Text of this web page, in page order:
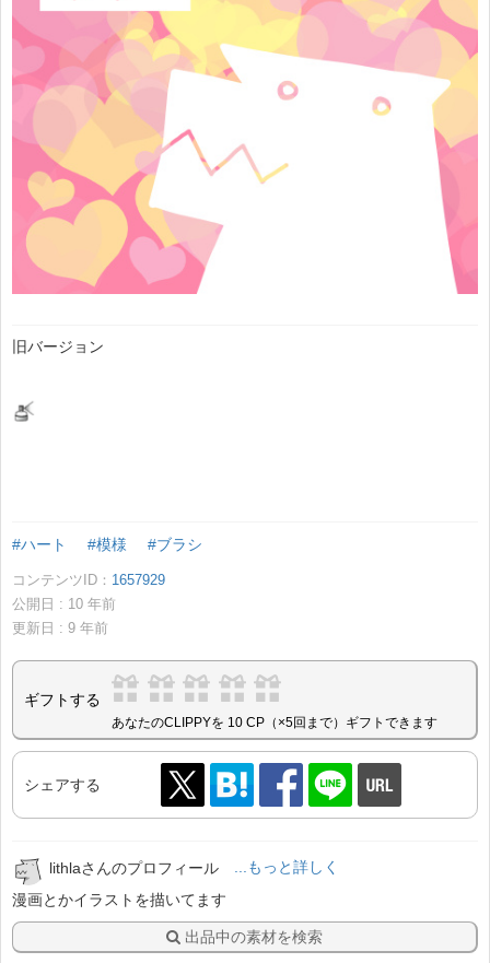
旧バージョン
#ハート #模様 #ブラシ
コンテンツID： 1657929
公開日 : 10 年前
更新日 : 9 年前
ギフトする
あなたのCLIPPYを 10 CP（×5回まで）ギフトできます
シェアする
lithlaさんのプロフィール
...もっと詳しく
漫画とかイラストを描いてます
出品中の素材を検索